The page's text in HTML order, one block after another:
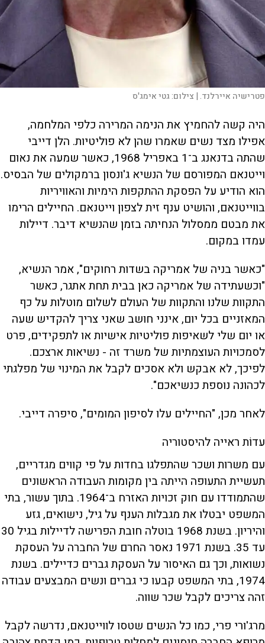
פטרישיה איירלנד. | צילום:גטי אימג'ס
היה קשה להחמיץ את הנימה המרירה כלפי המלחמה,
אפילו מצד נשים שאמרו שהן לא פוליטיות. הלן דייבי
שהתה בדנאנג ב־1 באפריל 1968, כאשר שמעה את נאום
וייטנאם המפורסם של הנשיא ג'ונסון ברמקולים של הבסיס.
הוא הודיע ​​על הפסקת ההתקפות הימיות והאוויריות
בווייטנאם, והושיט ענף זית לצפון וייטנאם. החיילים הרימו
את מבטם ממסלול הנחיתה בזמן שהנשיא דיבר. דיילות
עמדו במקום.
"כאשר בניה של אמריקה בשדות רחוקים", אמר הנשיא,
"וכשעתידה של אמריקה כאן בבית תחת אתגר, כאשר
התקוות שלנו והתקוות של העולם לשלום מוטלות על כף
המאזניים בכל יום, אינני חושב שאני צריך להקדיש שעה
או יום שלי לשאיפות פוליטיות אישיות או לתפקידים, פרט
לסמכויות העוצמתיות של משרד זה - נשיאות ארצכם.
לפיכך, לא אבקש ולא אסכים לקבל את המינוי של מפלגתי
לכהונה נוספת כנשיאכם".
לאחר מכן, "החיילים עלו לסיפון המומים", סיפרה דייבי.
עדוֹת ראייה להיסטוריה
עם משרות ושכר שהתפלגו בחדות על פי קווים מגדריים,
תעשיית התעופה הייתה בין מקומות העבודה הראשונים
שהתמודדו עם חוק זכויות האזרח ב־1964. בתוך עשור, בתי
המשפט יבטלו את מגבלות הענף על גיל, נישואים, גזע
והיריון. בשנת 1968 בוטלה חובת הפרישה לדיילות בגיל 30
עד 35. בשנת 1971 נאסר החרם של החברה על העסקת
נשואות, וכך גם האיסור על העסקת גברים כדיילים. בשנת
1974, בתי המשפט קבעו כי גברים ונשים המבצעים עבודה
זהה צריכים לקבל שכר שווה.
מרג'ורי פרי, כמו כל הנשים שטסו לווייטנאם, נדרשה לקבל